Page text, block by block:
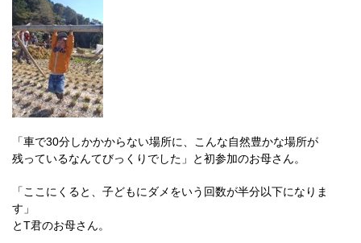
「車で30分しかかからない場所に、こんな自然豊かな場所が
残っているなんてびっくりでした」と初参加のお母さん。
「ここにくると、子どもにダメをいう回数が半分以下になりま
す」
とT君のお母さん。